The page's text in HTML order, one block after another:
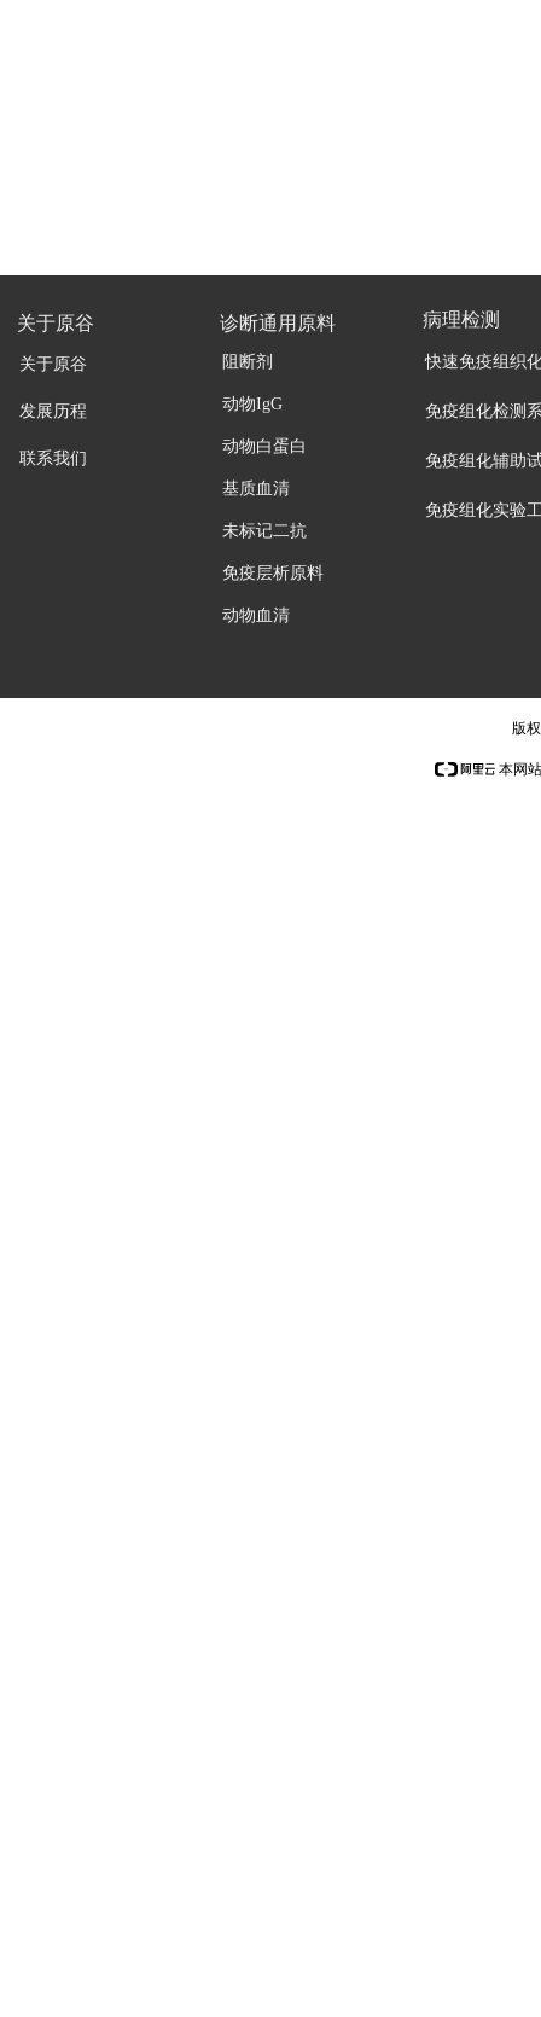
关于原谷
关于原谷
发展历程
联系我们
诊断通用原料
阻断剂
动物IgG
动物白蛋白
基质血清
未标记二抗
免疫层析原料
动物血清
病理检测
快速免疫组织
免疫组化检测
免疫组化辅助
免疫组化实验
版
本网